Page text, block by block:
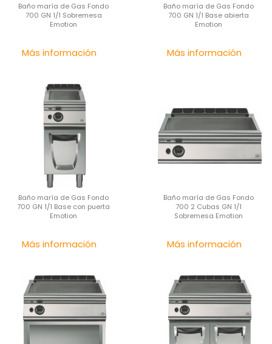
Baño maría de Gas Fondo
700 GN 1/1 Sobremesa
Emotion
Más información
Baño maría de Gas Fondo
700 GN 1/1 Base abierta
Emotion
Más información
Baño maría de Gas Fondo
700 GN 1/1 Base con puerta
Emotion
Más información
Baño maría de Gas Fondo
700 2 Cubas GN 1/1
Sobremesa Emotion
Más información